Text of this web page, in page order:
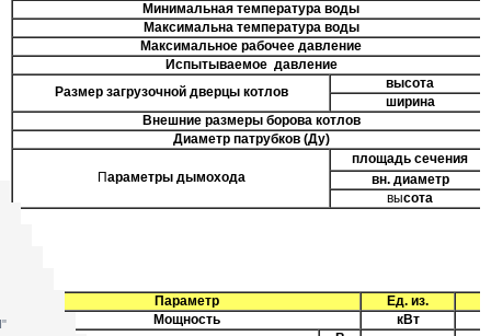
Минимальная температура воды
Максимальна температура воды
Максимальное рабочее давление
Испытываемое давление
Размер загрузочной дверцы котлов
высота
ширина
Внешние размеры борова котлов
Диаметр патрубков (Ду)
Параметры дымохода
площадь сечения
вн. диаметр
высота
Параметр
Ед. из.
Мощность
кВт